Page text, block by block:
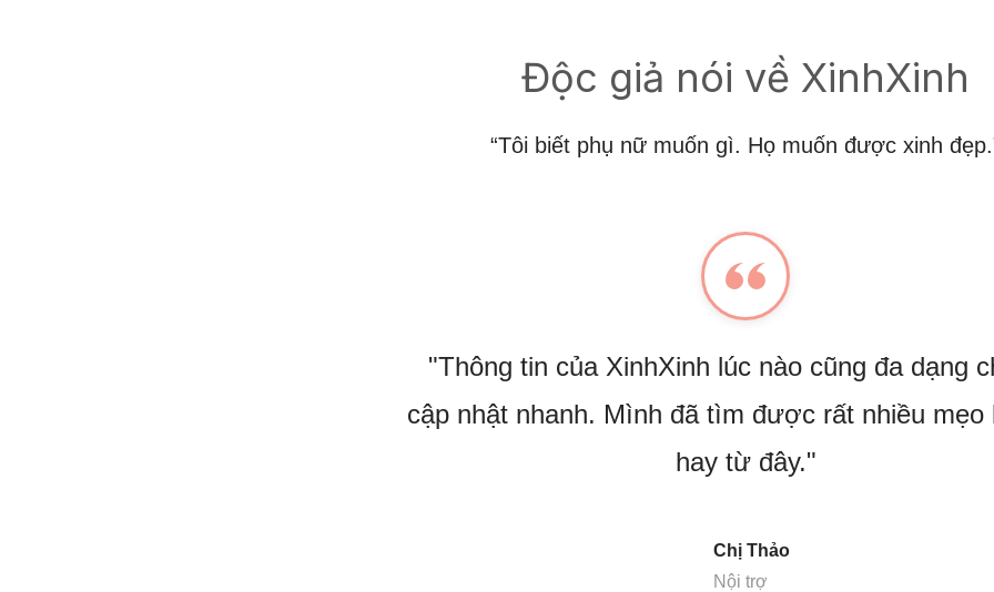
Độc giả nói về XinhXinh
“Tôi biết phụ nữ muốn gì. Họ muốn được xinh
Chị Thảo
Nội trợ
"Thông tin của XinhXinh lúc nào cũng đa dạng
cập nhật nhanh. Mình đã tìm được rất nhiều mẹo
hay từ đây."